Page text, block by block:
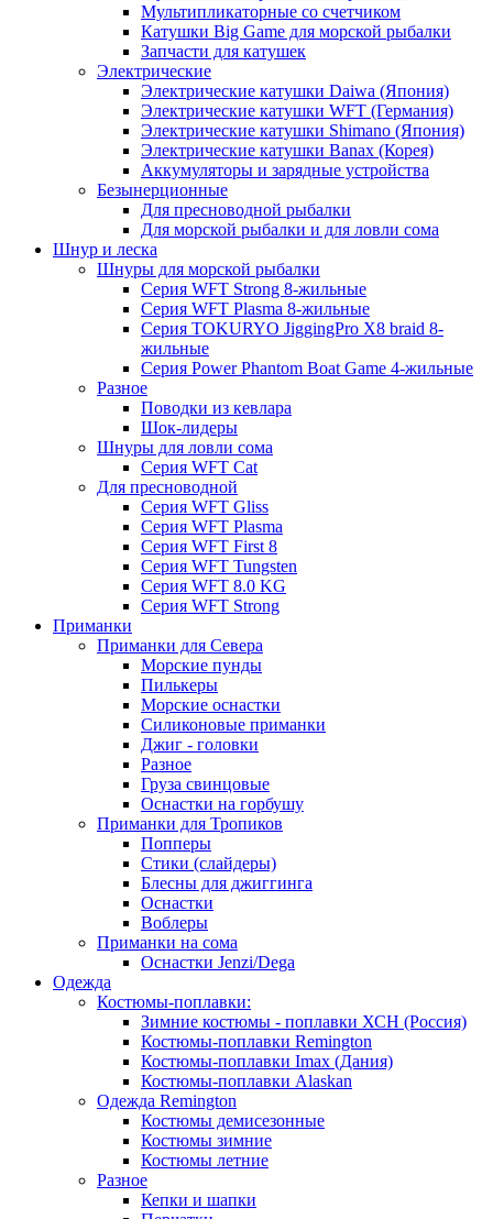
Мультипликаторные со счетчиком
Катушки Big Game для морской рыбалки
Запчасти для катушек
Электрические
Электрические катушки Daiwa (Япония)
Электрические катушки WFT (Германия)
Электрические катушки Shimano (Япония)
Электрические катушки Banax (Корея)
Аккумуляторы и зарядные устройства
Безынерционные
Для пресноводной рыбалки
Для морской рыбалки и для ловли сома
Шнур и леска
Шнуры для морской рыбалки
Серия WFT Strong 8-жильные
Серия WFT Plasma 8-жильные
Серия TOKURYO JiggingPro X8 braid 8-
жильные
Серия Power Phantom Boat Game 4-жильные
Разное
Поводки из кевлара
Шок-лидеры
Шнуры для ловли сома
Серия WFT Cat
Для пресноводной
Серия WFT Gliss
Серия WFT Plasma
Серия WFT First 8
Серия WFT Tungsten
Серия WFT 8.0 KG
Серия WFT Strong
Приманки
Приманки для Севера
Морские пунды
Пилькеры
Морские оснастки
Силиконовые приманки
Джиг - головки
Разное
Груза свинцовые
Оснастки на горбушу
Приманки для Тропиков
Попперы
Стики (слайдеры)
Блесны для джиггинга
Оснастки
Воблеры
Приманки на сома
Оснастки Jenzi/Dega
Одежда
Костюмы-поплавки:
Зимние костюмы - поплавки ХСН (Россия)
Костюмы-поплавки Remington
Костюмы-поплавки Imax (Дания)
Костюмы-поплавки Alaskan
Одежда Remington
Костюмы демисезонные
Костюмы зимние
Костюмы летние
Разное
Кепки и шапки